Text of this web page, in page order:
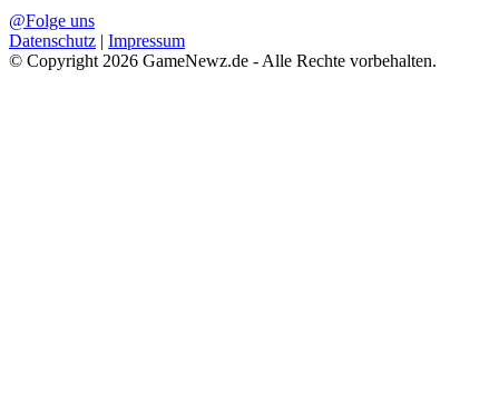
@Folge uns
Datenschutz | Impressum
© Copyright 2026 GameNewz.de - Alle Rechte vorbehalten.